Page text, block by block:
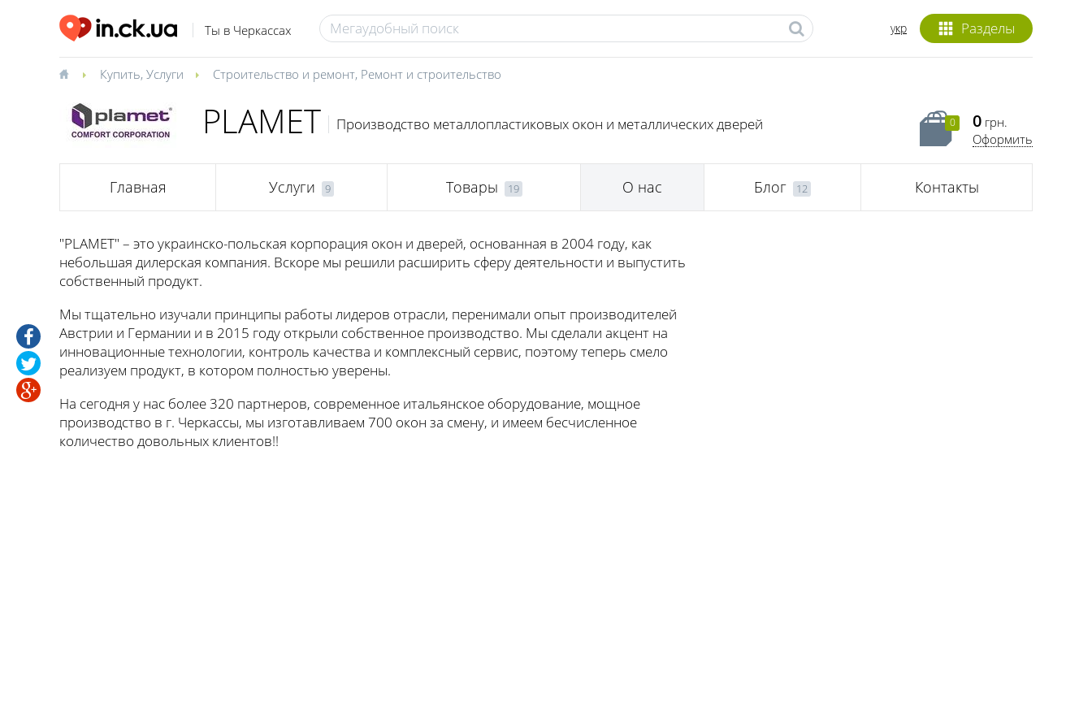
Ты в Черкассах Разделы
укр
Купить, Услуги Строительство и ремонт, Ремонт и строительство
PLAMET Производство металлопластиковых окон и металлических дверей 0 0 грн.
Оформить
Главная Услуги 9 Товары 19 О нас Блог 12 Контакты
"PLAMET" – это украинско-польская корпорация окон и дверей, основанная в 2004 году, как
небольшая дилерская компания. Вскоре мы решили расширить сферу деятельности и выпустить
собственный продукт.
Мы тщательно изучали принципы работы лидеров отрасли, перенимали опыт производителей
Австрии и Германии и в 2015 году открыли собственное производство. Мы сделали акцент на
инновационные технологии, контроль качества и комплексный сервис, поэтому теперь смело
реализуем продукт, в котором полностью уверены.
На сегодня у нас более 320 партнеров, современное итальянское оборудование, мощное
производство в г. Черкассы, мы изготавливаем 700 окон за смену, и имеем бесчисленное
количество довольных клиентов!!